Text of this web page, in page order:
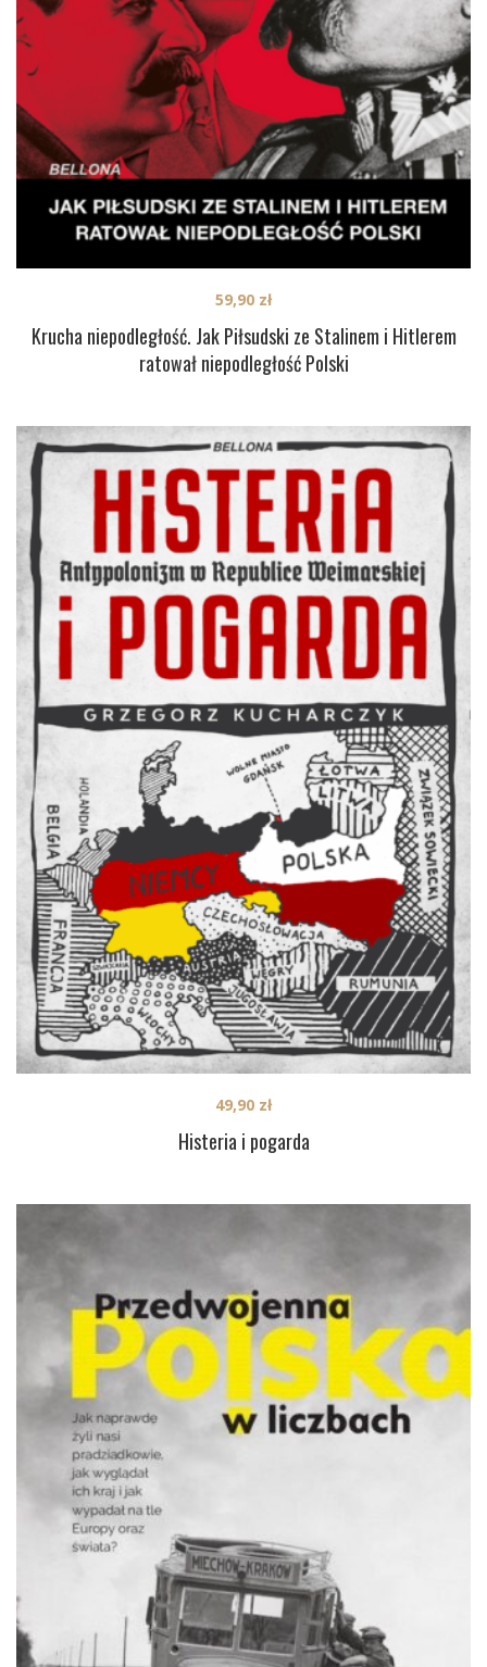
Krucha niepodległość. Jak Piłsudski ze Stalinem i Hitlerem
ratował niepodległość Polski
59,90 zł
Histeria i pogarda
49,90 zł